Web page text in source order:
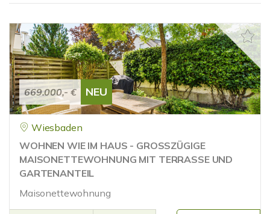
669.000,- € NEU
Wiesbaden
WOHNEN WIE IM HAUS - GROSSZÜGIGE
MAISONETTEWOHNUNG MIT TERRASSE UND
GARTENANTEIL
Maisonettewohnung